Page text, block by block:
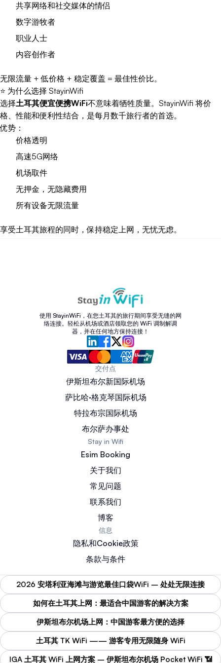
共享网络和社交媒体的情侣
数字游牧者
职业人士
内容创作者
无限流量 + 低价格 + 稳定覆盖 = 最佳性价比。
⭐ 为什么选择 StayinWifi
选择土耳其便宜便携WiFi不意味着牺牲质量。StayinWifi 将价
格、性能和便利性结合，是每月数千旅行者的首选。
优势：
价格透明
高速5G网络
机场取件
无押金，无隐藏费用
所有设备无限流量
享受土耳其旅程的同时，保持稳定上网，无忧无虑。
使用 StayinWiFi，在您土耳其的旅行期间享受无缝的网
络连接。轻松从机场或酒店领取您的 WiFi 调制解调
器，并在任何地方保持连接！
交付点
伊斯坦布尔新国际机场
萨比哈·格克琴国际机场
特拉布宗国际机场
布尔萨办事处
Stay in Wifi
Esim Booking
关于我们
常见问题
联系我们
博客
信息
隐私和Cookie政策
条款与条件
2026 安塔利亚海滩与游览最佳口袋WiFi – 处处无限连接
如何在土耳其上网：最适合中国游客的解决方案
伊斯坦布尔机场上网：中国游客最方便的选择
土耳其 TK WiFi —— 游客专用无限随身 WiFi
IGA 土耳其 WiFi 上网方案 – 伊斯坦布尔机场 Pocket WiFi 📶